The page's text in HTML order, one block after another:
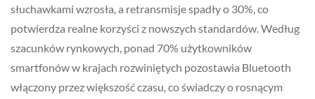
słuchawkami wzrosła, a retransmisje spadły o 30%, co
potwierdza realne korzyści z nowszych standardów. Według
szacunków rynkowych, ponad 70% użytkowników
smartfonów w krajach rozwiniętych pozostawia Bluetooth
włączony przez większość czasu, co świadczy o rosnącym